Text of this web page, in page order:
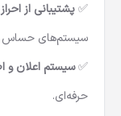
✅پشتیبانی از
سیستم‌های حساس
✅سیستم اعلان و
حرفه‌ای.